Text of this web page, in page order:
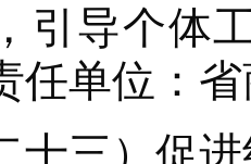
引导个体
任单位：
三）促进